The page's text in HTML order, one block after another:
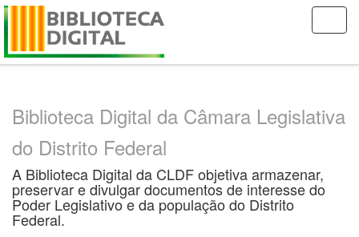
Skip
Biblioteca Digital da Câmara Legislativa
do Distrito Federal
A Biblioteca Digital da CLDF objetiva armazenar,
preservar e divulgar documentos de interesse do
Poder Legislativo e da população do Distrito
Federal.